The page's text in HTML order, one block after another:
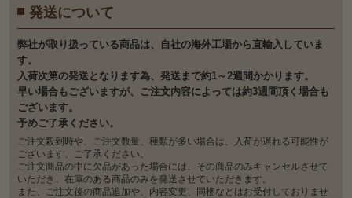
発送について
弊社が取り扱っている商品は、自社の海外工場から直輸入していま
す。
入荷次第の発送となります為、発送まで約1～2週間かかります。
早い場合もございますが、ご注文内容によっては約3週間頂く場合も
ございます。
予めご了承ください。
ご注文殺到時や、ご注文数量、種類が多い場合は、入荷が遅れる可能性が
ございます、ご了承ください。
ご注文商品の中に欠品があった場合には、その商品のみキャンセルさせて
いただき、在庫のある商品のみを発送させていただきます。
また、ご注文後の商品追加や、内容変更、同梱などはお受付しておりませ